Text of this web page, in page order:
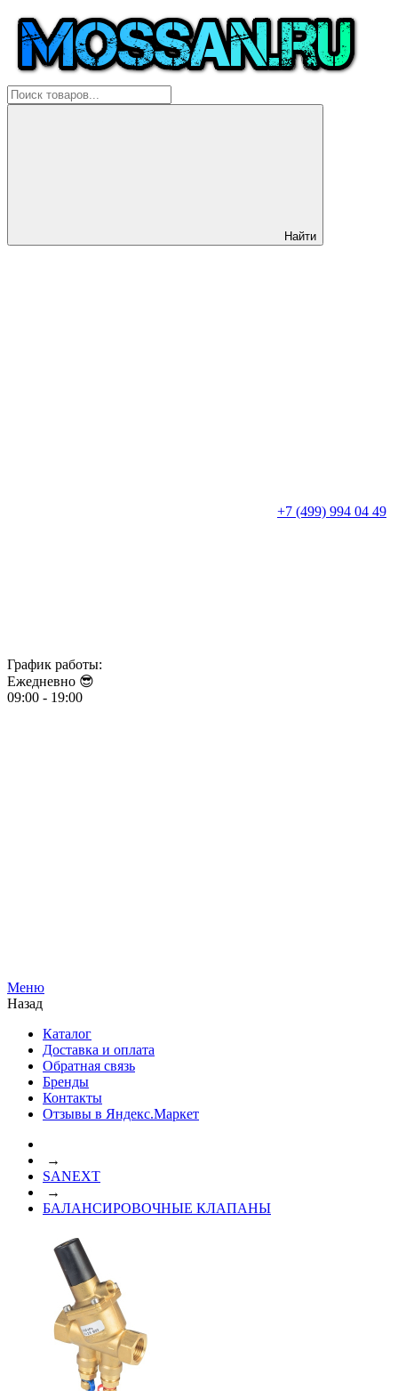
Найти
+7 (499) 994 04 49
График работы:
Ежедневно 😎​​​​​​​
09:00 - 19:00
Меню
Назад
Каталог
Доставка и оплата
Обратная связь
Бренды
Контакты
Отзывы в Яндекс.Маркет
→
SANEXT
→
БАЛАНСИРОВОЧНЫЕ КЛАПАНЫ